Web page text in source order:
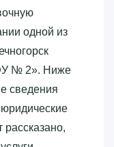
одной из
№ 2»‎. Ниже
сведения